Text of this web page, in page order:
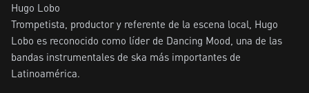
Hugo Lobo
Trompetista, productor y referente de la escena local, Hugo
Lobo es reconocido como líder de Dancing Mood, una de las
bandas instrumentales de ska más importantes de
Latinoamérica.